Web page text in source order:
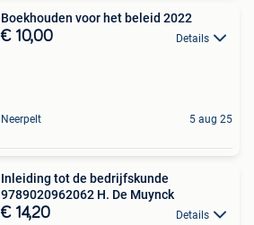
Boekhouden voor het beleid 2022
€ 10,00 Details
Neerpelt 5 aug 25
Inleiding tot de bedrijfskunde
9789020962062 H. De Muynck
€ 14,20 Details